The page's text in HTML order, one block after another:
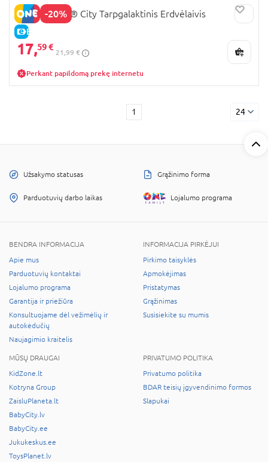
-20%
E-KAINA
60430 LEGO® City Tarpgalaktinis Erdvėlaivis
17,59 €
21,99 €
Perkant papildomą prekę internetu
1 24
Užsakymo statusas Grąžinimo forma
Parduotuvių darbo laikas Lojalumo programa
BENDRA INFORMACIJA
Apie mus
Parduotuvių kontaktai
Lojalumo programa
Garantija ir priežiūra
Konsultuojame dėl vežimėlių ir
autokėdučių
Naujagimio kraitelis
INFORMACIJA PIRKĖJUI
Pirkimo taisyklės
Apmokėjimas
Pristatymas
Grąžinimas
Susisiekite su mumis
MŪSŲ DRAUGAI
KidZone.lt
Kotryna Group
ZaisluPlaneta.lt
BabyCity.lv
BabyCity.ee
Jukukeskus.ee
ToysPlanet.lv
PRIVATUMO POLITIKA
Privatumo politika
BDAR teisių įgyvendinimo formos
Slapukai